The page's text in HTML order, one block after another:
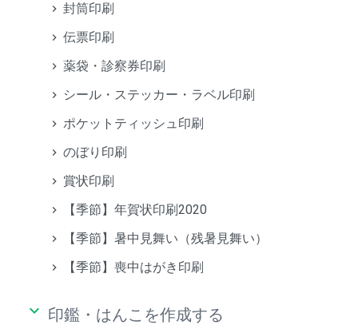
封筒印刷
伝票印刷
薬袋・診察券印刷
シール・ステッカー・ラベル印刷
ポケットティッシュ印刷
のぼり印刷
賞状印刷
【季節】年賀状印刷2020
【季節】暑中見舞い（残暑見舞い）
【季節】喪中はがき印刷
keyboard_arrow_down 印鑑・はんこを作成する